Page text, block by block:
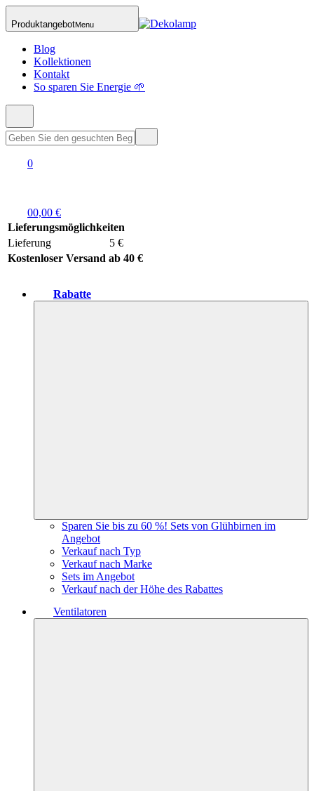
ProduktangebotMenu
Blog
Kollektionen
Kontakt
So sparen Sie Energie 🌱
0
00,00 €
Lieferungsmöglichkeiten
Lieferung
5 €
Kostenloser Versand ab 40 €
Rabatte
Sparen Sie bis zu 60 %! Sets von Glühbirnen im
Angebot
Verkauf nach Typ
Verkauf nach Marke
Sets im Angebot
Verkauf nach der Höhe des Rabattes
Ventilatoren